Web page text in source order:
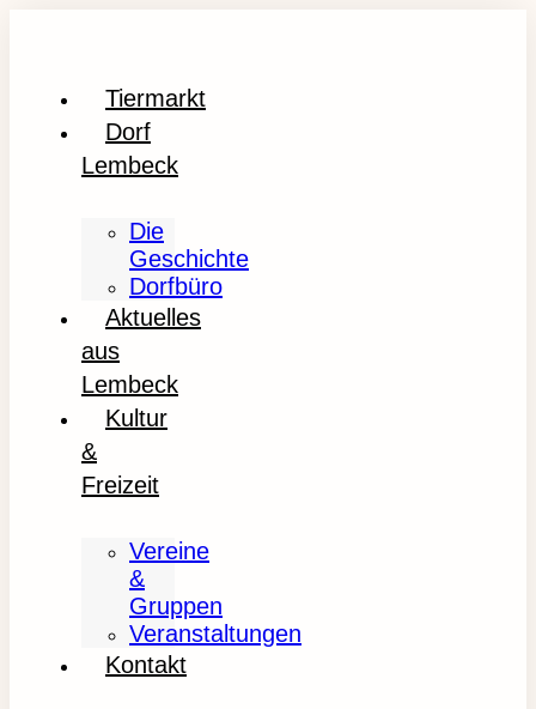
Tiermarkt
Dorf
Lembeck
Die
Geschichte
Dorfbüro
Aktuelles
aus
Lembeck
Kultur
&
Freizeit
Vereine
&
Gruppen
Veranstaltungen
Kontakt